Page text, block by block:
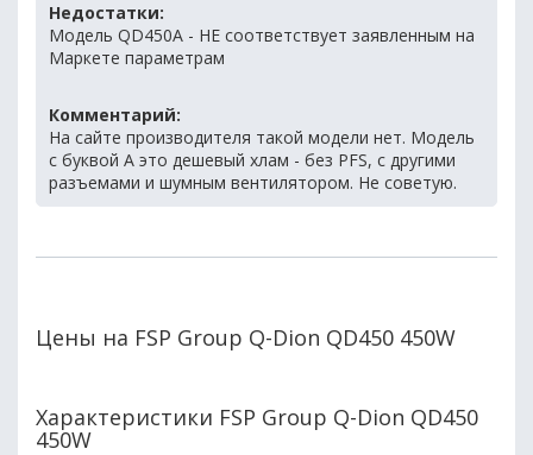
Недостатки:
Модель QD450A - НЕ соответствует заявленным на
Маркете параметрам
Комментарий:
На сайте производителя такой модели нет. Модель
с буквой А это дешевый хлам - без PFS, с другими
разъемами и шумным вентилятором. Не советую.
Цены на FSP Group Q-Dion QD450 450W
Характеристики FSP Group Q-Dion QD450
450W